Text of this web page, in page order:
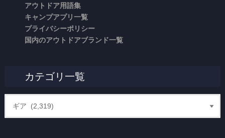
アウトドア用語集
キャンプアプリ一覧
プライバシーポリシー
国内のアウトドアブランド一覧
カテゴリ一覧